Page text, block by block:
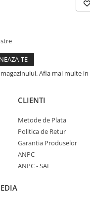
Afla mai multe in
CLIENTI
Metode de Plata
Politica de Retur
Garantia Produselor
ANPC
ANPC - SAL